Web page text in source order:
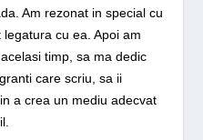
Am rezonat in special cu
cu ea. Apoi am
timp, sa ma dedic
care scriu, sa ii
a crea un mediu adecvat